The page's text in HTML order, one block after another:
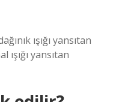
ışığı yansıtan
yansıtan